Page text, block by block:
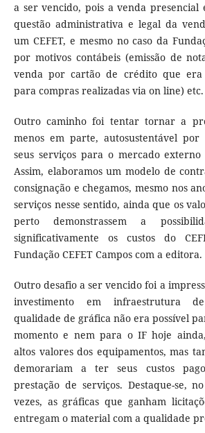
a ser vencido, pois a venda
questão administrativa e legal da
um CEFET, e mesmo no caso da
por motivos contábeis (emissão de
venda por cartão de crédito que era
para compras realizadas via on line) etc.
Outro caminho foi tentar tornar a
menos em parte, autosustentável
seus serviços para o mercado externo
Assim, elaboramos um modelo de
consignação e chegamos, mesmo nos
serviços nesse sentido, ainda que os
perto demonstrassem a
significativamente os custos do
Fundação CEFET Campos com a editora.
Outro desafio a ser vencido foi a
investimento em infraestrutura
qualidade de gráfica não era possível
momento e nem para o IF hoje
altos valores dos equipamentos, mas
demorariam a ter seus custos
prestação de serviços. Destaque-se,
vezes, as gráficas que ganham
entregam o material com a qualidade